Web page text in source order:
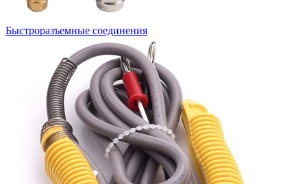
Быстроразъемные соединения